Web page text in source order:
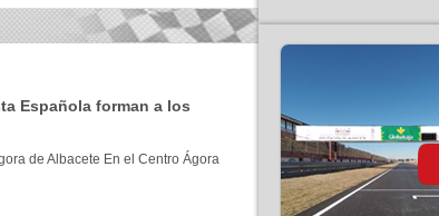
Española forman a los
de Albacete En el Centro Ágora